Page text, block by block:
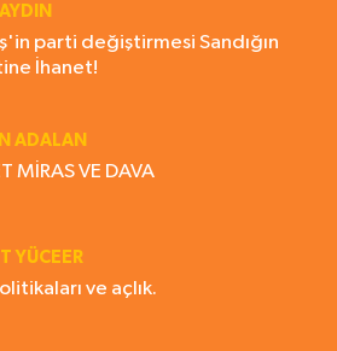
parti değiştirmesi Sandığın
İhanet!
ADALAN
MİRAS VE DAVA
YÜCEER
ve açlık.